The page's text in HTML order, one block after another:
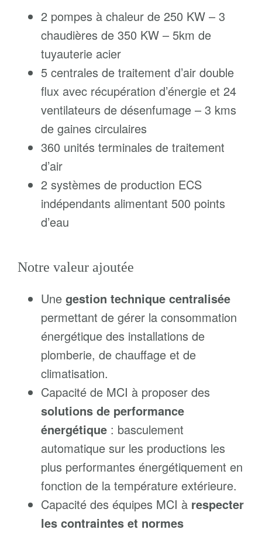
2 pompes à chaleur de 250 KW – 3
chaudières de 350 KW – 5km de
tuyauterie acier
5 centrales de traitement d’air double
flux avec récupération d’énergie et 24
ventilateurs de désenfumage – 3 kms
de gaines circulaires
360 unités terminales de traitement
d’air
2 systèmes de production ECS
indépendants alimentant 500 points
d’eau
Notre valeur ajoutée
Une gestion technique centralisée
permettant de gérer la consommation
énergétique des installations de
plomberie, de chauffage et de
climatisation.
Capacité de MCI à proposer des
solutions de performance
énergétique : basculement
automatique sur les productions les
plus performantes énergétiquement en
fonction de la température extérieure.
Capacité des équipes MCI à respecter
les contraintes et normes